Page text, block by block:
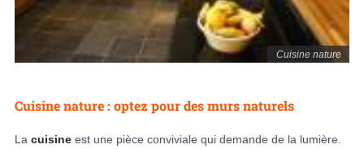
Cuisine nature
Cuisine nature : optez pour des murs naturels
La cuisine est une pièce conviviale qui demande de la lumière.